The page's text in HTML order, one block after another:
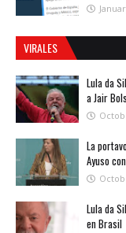
VIRALES
Lula da
a Jair
La
Ayuso
Lula da
en Brasil